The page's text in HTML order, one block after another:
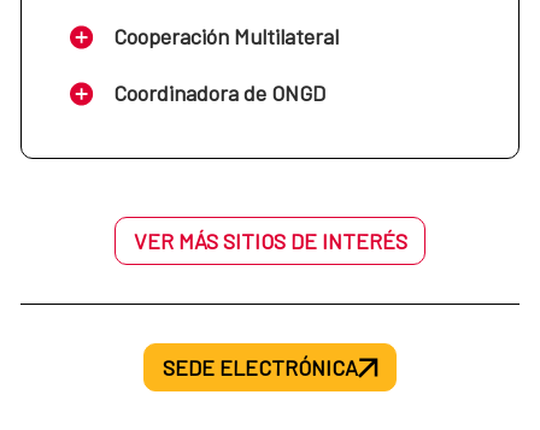
Cooperación Multilateral
Coordinadora de ONGD
VER MÁS SITIOS DE INTERÉS
SEDE ELECTRÓNICA